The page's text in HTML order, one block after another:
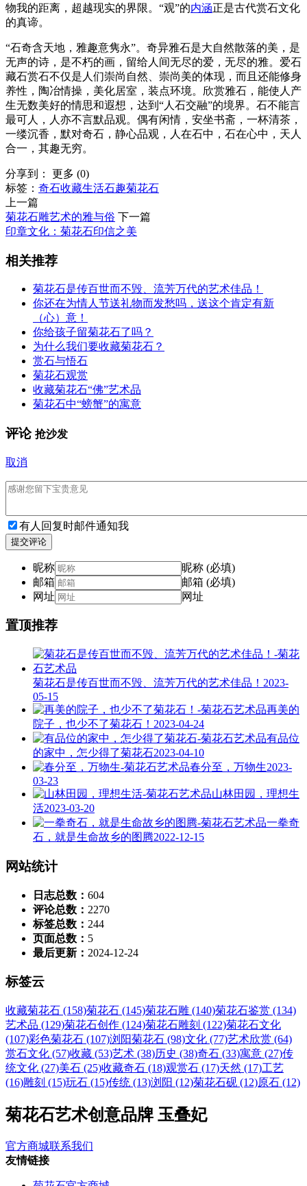
物我的距离，超越现实的界限。“观”的内涵正是古代赏石文化
的真谛。
“石奇含天地，雅趣意隽永”。奇异雅石是大自然散落的美，是
无声的诗，是不朽的画，留给人间无尽的爱，无尽的雅。爱石
藏石赏石不仅是人们崇尚自然、崇尚美的体现，而且还能修身
养性，陶冶情操，美化居室，装点环境。欣赏雅石，能使人产
生无数美好的情思和遐想，达到“人石交融”的境界。石不能言
最可人，人亦不言默品观。偶有闲情，安坐书斋，一杯清茶，
一缕沉香，默对奇石，静心品观，人在石中，石在心中，天人
合一，其趣无穷。
分享到： 更多 (0)
标签： 奇石收藏生活石趣菊花石
上一篇
菊花石雕艺术的雅与俗 下一篇
印章文化：菊花石印信之美
相关推荐
菊花石是传百世而不毁、流芳万代的艺术佳品！
你还在为情人节送礼物而发愁吗，送这个肯定有新
（心）意！
你给孩子留菊花石了吗？
为什么我们要收藏菊花石？
赏石与悟石
菊花石观赏
收藏菊花石“佛”艺术品
菊花石中“螃蟹”的寓意
评论 抢沙发
取消
有人回复时邮件通知我
提交评论
昵称
昵称 (必填)
邮箱
邮箱 (必填)
网址
网址
置顶推荐
菊花石是传百世而不毁、流芳万代的艺术佳品！ 2023-
05-15
再美的
院子，也少不了菊花石！ 2023-04-24
有品位
的家中，怎少得了菊花石2023-04-10
春分至，万物生2023-
03-23
山林田园，理想生
活2023-03-20
一拳奇
石，就是生命故乡的图腾2022-12-15
网站统计
日志总数： 604
评论总数： 2270
标签总数： 244
页面总数： 5
最后更新： 2024-12-24
标签云
收藏菊花石 (158)菊花石 (145)菊花石雕 (140)菊花石鉴赏 (134)
艺术品 (129)菊花石创作 (124)菊花石雕刻 (122)菊花石文化
(107)彩色菊花石 (107)浏阳菊花石 (98)文化 (77)艺术欣赏 (64)
赏石文化 (57)收藏 (53)艺术 (38)历史 (38)奇石 (33)寓意 (27)传
统文化 (27)美石 (25)收藏奇石 (18)观赏石 (17)天然 (17)工艺
(16)雕刻 (15)玩石 (15)传统 (13)浏阳 (12)菊花石砚 (12)原石 (12)
菊花石艺术创意品牌 玉叠妃
官方商城联系我们
友情链接